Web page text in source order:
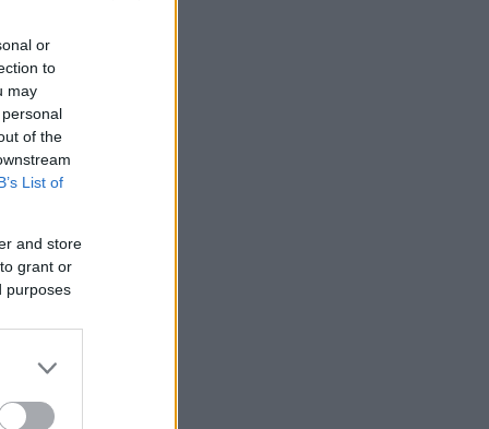
or
to
may
of the
List of
and store
grant or
purposes